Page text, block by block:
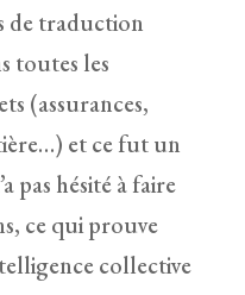
de traduction
toutes les
(assurances,
et ce fut un
pas hésité à faire
ce qui prouve
collective